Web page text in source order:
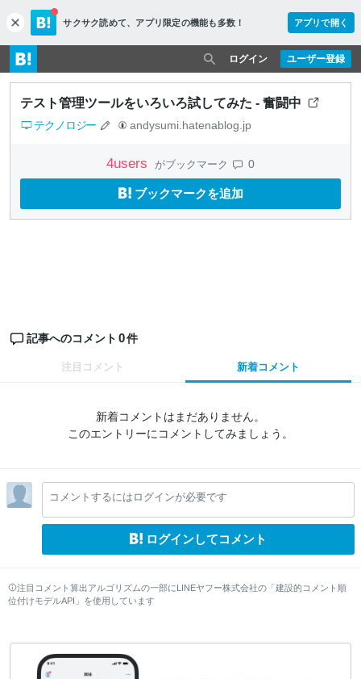
c
l
o
s
e
サクサク読めて、 アプリ限定の機能も多数！ アプリで開く
ユーザー登録
ログイン
テスト管理ツールをいろいろ試してみた - 奮闘中
テクノロジー andysumi.hatenablog.jp
4users がブックマーク 0
ブックマークを追加
記事へのコメント 0件
注目コメント 新着コメント
新着コメントはまだありません。
このエントリーにコメントしてみましょう。
コメントするにはログインが必要です
ログインしてコメント
注目コメント算出アルゴリズムの一部にLINEヤフー株式会社の「建設的コメント順
位付けモデルAPI」を使用しています